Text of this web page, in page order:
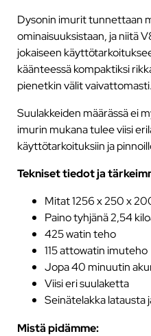
Dysonin imurit tunnettaan
ominaisuuksistaan, ja niitä
jokaiseen
käänteessä kompaktiksi
pienetkin välit vaivattomasti.
Suulakkeiden määrässä ei
imurin mukana tulee viisi
käyttötarkoituksiin ja
Tekniset tiedot ja
Mitat 1256 x 250 x
Paino tyhjänä 2,54
425 watin teho
115 attowatin imuteho
Jopa 40 minuutin
Viisi eri suulaketta
Seinätelakka latausta
Mistä pidämme: